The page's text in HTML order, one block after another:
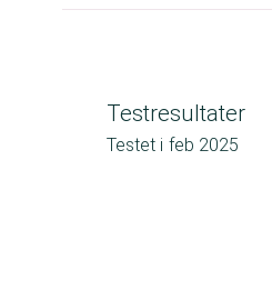
Testresultater
Testet i feb 2025